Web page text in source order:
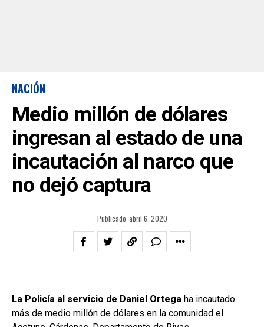
NACIÓN
Medio millón de dólares
ingresan al estado de una
incautación al narco que
no dejó captura
Publicado abril 6, 2020
La Policía al servicio de Daniel Ortega ha incautado
más de medio millón de dólares en la comunidad el